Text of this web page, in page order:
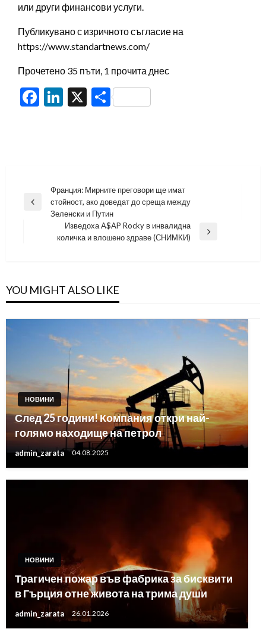
или други финансови услуги.
Публикувано с изричното съгласие на
https://www.standartnews.com/
Прочетено 35 пъти, 1 прочита днес
Facebook
LinkedIn
X Share
Навигация
Previous
Франция: Мирните преговори ще имат
стойност, ако доведат до среща между
Зеленски и Путин
Изведоха A$AP Rocky в инвалидна
количка и влошено здраве (СНИМКИ)
YOU MIGHT ALSO LIKE
НОВИНИ
След 25 години! Компания откри най-
голямо находище на петрол
admin_zarata 04.08.2025
НОВИНИ
Трагичен пожар във фабрика за бисквити
в Гърция отне живота на трима души
admin_zarata 26.01.2026